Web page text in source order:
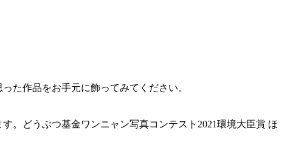
た作品をお手元に飾ってみてください。
。どうぶつ基金ワンニャン写真コンテスト2021環境大臣賞 ほ